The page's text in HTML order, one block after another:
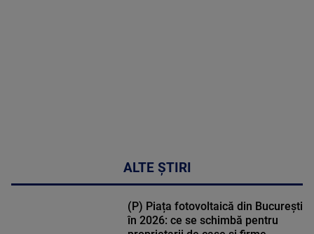
ALTE ȘTIRI
(P) Piața fotovoltaică din București
în 2026: ce se schimbă pentru